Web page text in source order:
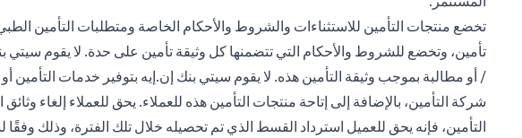
تخضع منتجات التأمين للاستثناءات والشروط والأحكام الخاصة ومتطلبات التأمين
تأمين، وتخضع للشروط والأحكام التي تتضمنها كل وثيقة تأمين على حدة. لا يقوم
/ أو مطالبة بموجب وثيقة التأمين هذه. لا يقوم سيتي بنك إن.إيه بتوفير خدمات
التأمين، فإنه يحق للعميل استرداد القسط الذي تم تحصيله خلال تلك الفترة، وذلك